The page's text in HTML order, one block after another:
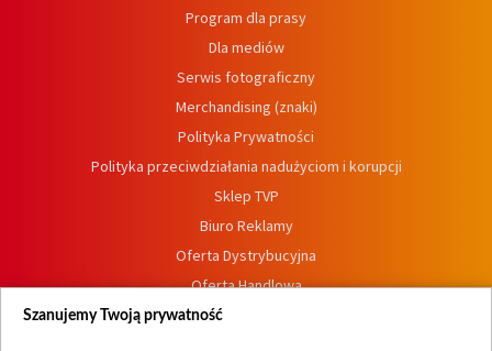
Program dla prasy
Dla mediów
Serwis fotograficzny
Merchandising (znaki)
Polityka Prywatności
Polityka przeciwdziałania nadużyciom i korupcji
Sklep TVP
Biuro Reklamy
Oferta Dystrybucyjna
Oferta Handlowa
Dostępność
Szanujemy Twoją prywatność